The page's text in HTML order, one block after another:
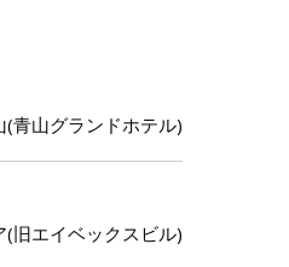
(青山グランドホテル)
旧エイベックスビル)